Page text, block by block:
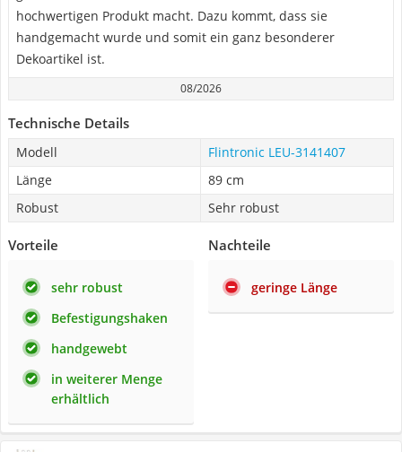
hochwertigen Produkt macht. Dazu kommt, dass sie
handgemacht wurde und somit ein ganz besonderer
Dekoartikel ist.
08/2026
Technische Details
Modell
Flintronic LEU-3141407
Länge
89 cm
Robust
Sehr robust
Vorteile
sehr robust
Befestigungshaken
handgewebt
in weiterer Menge
erhältlich
Nachteile
geringe Länge